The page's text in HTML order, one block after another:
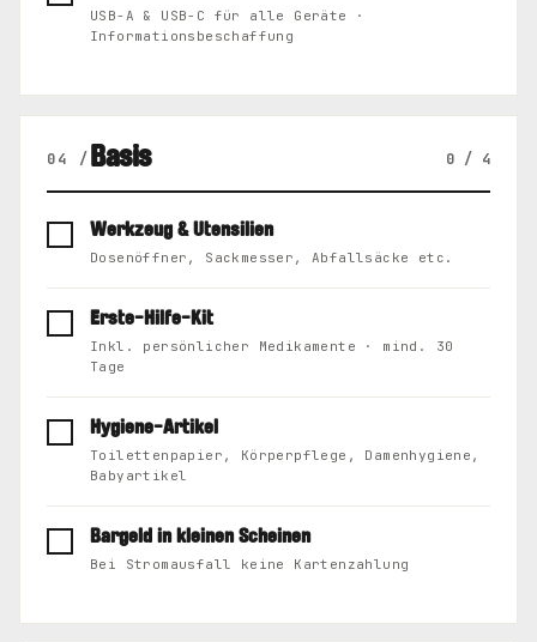
USB-A & USB-C für alle Geräte ·
Informationsbeschaffung
04 /Basis 0 / 4
Werkzeug & Utensilien
Dosenöffner, Sackmesser, Abfallsäcke etc.
Erste-Hilfe-Kit
Inkl. persönlicher Medikamente · mind. 30
Tage
Hygiene-Artikel
Toilettenpapier, Körperpflege, Damenhygiene,
Babyartikel
Bargeld in kleinen Scheinen
Bei Stromausfall keine Kartenzahlung